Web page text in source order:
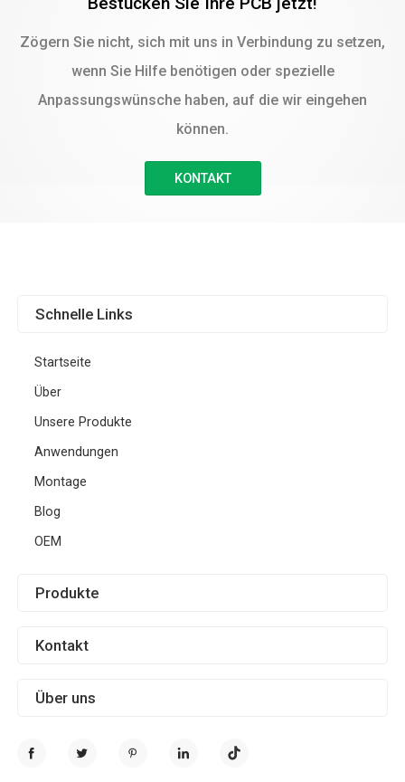
Zögern Sie nicht, sich mit uns in Verbindung zu setzen,
wenn Sie Hilfe benötigen oder spezielle
Anpassungswünsche haben, auf die wir eingehen
können.
KONTAKT
Über uns
Schnelle Links
Startseite
Über
Unsere Produkte
Anwendungen
Montage
Blog
OEM
Produkte
Kontakt